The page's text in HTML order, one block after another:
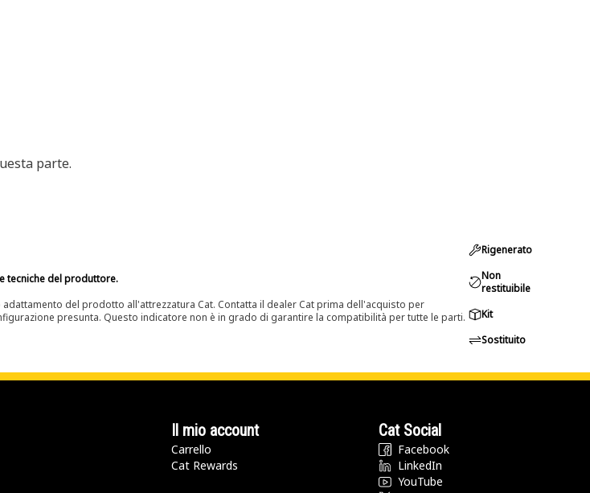
parte.
tecniche del produttore.
del prodotto all'attrezzatura Cat. Contatta il dealer Cat prima dell'acquisto per
presunta. Questo indicatore non è in grado di garantire la compatibilità per tutte le parti.
Rigenerato
Non
restituibile
Kit
Sostituito
Il mio account
Carrello
Cat Rewards
Cat Social
Facebook
LinkedIn
YouTube